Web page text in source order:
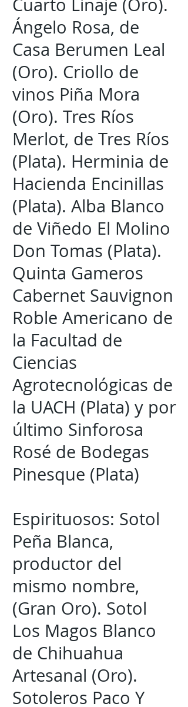
Cuarto Linaje (Oro).
Ángelo Rosa, de
Casa Berumen Leal
(Oro). Criollo de
vinos Piña Mora
(Oro). Tres Ríos
Merlot, de Tres Ríos
(Plata). Herminia de
Hacienda Encinillas
(Plata). Alba Blanco
de Viñedo El Molino
Don Tomas (Plata).
Quinta Gameros
Cabernet Sauvignon
Roble Americano de
la Facultad de
Ciencias
Agrotecnológicas de
la UACH (Plata) y por
último Sinforosa
Rosé de Bodegas
Pinesque (Plata)
Espirituosos: Sotol
Peña Blanca,
productor del
mismo nombre,
(Gran Oro). Sotol
Los Magos Blanco
de Chihuahua
Artesanal (Oro).
Sotoleros Paco Y